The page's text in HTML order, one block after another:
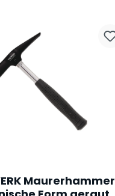
Maurerhammer